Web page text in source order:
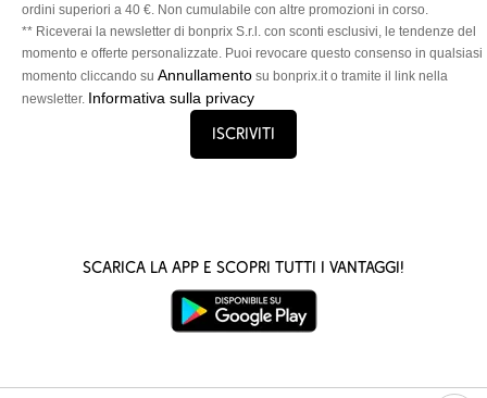
ordini superiori a 40 €. Non cumulabile con altre promozioni in corso.
** Riceverai la newsletter di bonprix S.r.l. con sconti esclusivi, le tendenze del
momento e offerte personalizzate. Puoi revocare questo consenso in qualsiasi
momento cliccando su Annullamento su bonprix.it o tramite il link nella
newsletter. Informativa sulla privacy
Iscriviti
Scarica la App e scopri tutti i vantaggi!